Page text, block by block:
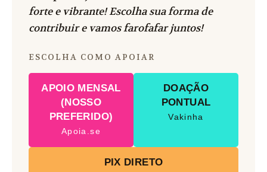
forte e vibrante! Escolha sua forma de
contribuir e vamos farofafar juntos!
ESCOLHA COMO APOIAR
APOIO MENSAL
(NOSSO
PREFERIDO)
Apoia.se
DOAÇÃO
PONTUAL
Vakinha
PIX DIRETO